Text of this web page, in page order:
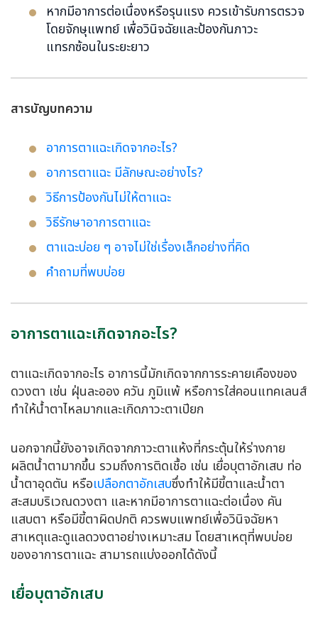
หากมีอาการต่อเนื่องหรือรุนแรง ควรเข้ารับการตรวจ
โดยจักษุแพทย์ เพื่อวินิจฉัยและป้องกันภาวะ
แทรกซ้อนในระยะยาว
สารบัญบทความ
อาการตาแฉะเกิดจากอะไร?
อาการตาแฉะ มีลักษณะอย่างไร?
วิธีการป้องกันไม่ให้ตาแฉะ
วิธีรักษาอาการตาแฉะ
ตาแฉะบ่อย ๆ อาจไม่ใช่เรื่องเล็กอย่างที่คิด
คำถามที่พบบ่อย
อาการตาแฉะเกิดจากอะไร?
ตาแฉะเกิดจากอะไร อาการนี้มักเกิดจากการระคายเคืองของ
ดวงตา เช่น ฝุ่นละออง ควัน ภูมิแพ้ หรือการใส่คอนแทคเลนส์
ทำให้น้ำตาไหลมากและเกิดภาวะตาเปียก
นอกจากนี้ยังอาจเกิดจากภาวะตาแห้งที่กระตุ้นให้ร่างกาย
ผลิตน้ำตามากขึ้น รวมถึงการติดเชื้อ เช่น เยื่อบุตาอักเสบ ท่อ
น้ำตาอุดตัน หรือเปลือกตาอักเสบซึ่งทำให้มีขี้ตาและน้ำตา
สะสมบริเวณดวงตา และหากมีอาการตาแฉะต่อเนื่อง คัน
แสบตา หรือมีขี้ตาผิดปกติ ควรพบแพทย์เพื่อวินิจฉัยหา
สาเหตุและดูแลดวงตาอย่างเหมาะสม โดยสาเหตุที่พบบ่อย
ของอาการตาแฉะ สามารถแบ่งออกได้ดังนี้
เยื่อบุตาอักเสบ